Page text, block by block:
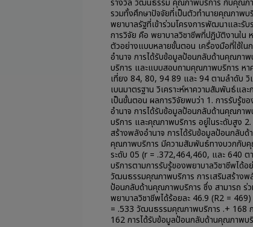
รางวัล วัฒนธรรม คุณภาพบริการ กับคุณภ
รวมทั้งศึกษาปัจจัยที่เป็นตัวทำนายคุณภาพบ
พยาบาลรัฐที่เข้าร่วมโครงการพัฒนาและรั
การวิจัย คือ พยาบาลวิชาชีพที่ปฏิบัติงานใน
ตัวอย่างแบบหลายขั้นตอน เครื่องมือที่ใช้ใ
อำนาจ การได้รับข้อมูลป้อนกลับด้านคุณภา
บริการ และแบบสอบถามคุณภาพบริการ หา
เที่ยง 84, 80, 94 89 และ 94 ตามลำดับ วิ
เบนมาตรฐาน วิเคราะห์หาความสัมพันธ์แ
เป็นขั้นตอน ผลการวิจัยพบว่า 1. การรับรู้ข
อำนาจ การได้รับข้อมูลป้อนกลับด้านคุณภา
บริการ และคุณภาพบริการ อยู่ในระดับสูง
สร้างพลังอำนาจ การได้รับข้อมูลป้อนกลับ
คุณภาพบริการ มีความสัมพันธ์ทางบวกกับ
ระดับ 05 (r = .372,464,460, และ 640
บริการตามการรับรู้ของพยาบาลวิชาชีพได้
วัฒนธรรมคุณภาพบริการ การเสริมสร้างพ
ป้อนกลับด้านคุณภาพบริการ ซึ่ง สามารถ ร่
พยาบาลวิชาชีพได้ร้อยละ 46.9 (R2 =
= .533 วัฒนธรรมคุณภาพบริการ .+ 168
162 การได้รับข้อมูลป้อนกลับด้านคุณภาพบ